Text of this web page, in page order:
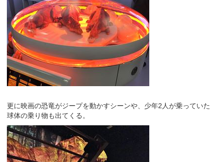
更に映画の恐竜がジープを動かすシーンや、少年2人が乗っていた
球体の乗り物も出てくる。